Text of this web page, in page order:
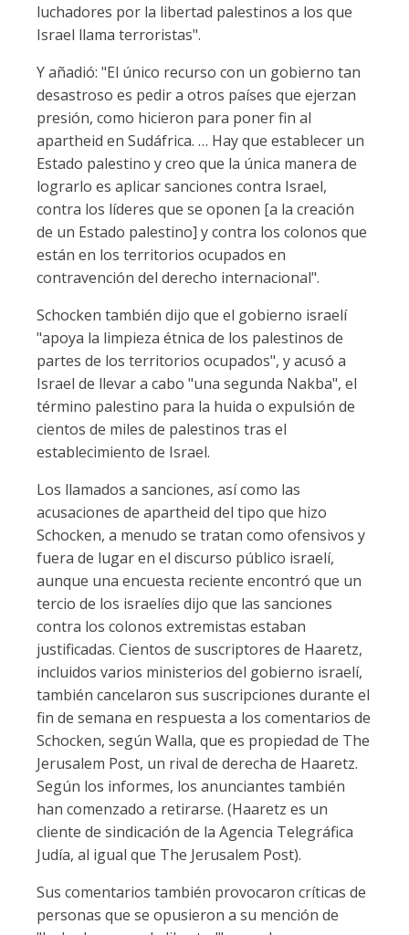
luchadores por la libertad palestinos a los que
Israel llama terroristas".
Y añadió: "El único recurso con un gobierno tan
desastroso es pedir a otros países que ejerzan
presión, como hicieron para poner fin al
apartheid en Sudáfrica. … Hay que establecer un
Estado palestino y creo que la única manera de
lograrlo es aplicar sanciones contra Israel,
contra los líderes que se oponen [a la creación
de un Estado palestino] y contra los colonos que
están en los territorios ocupados en
contravención del derecho internacional".
Schocken también dijo que el gobierno israelí
"apoya la limpieza étnica de los palestinos de
partes de los territorios ocupados", y acusó a
Israel de llevar a cabo "una segunda Nakba", el
término palestino para la huida o expulsión de
cientos de miles de palestinos tras el
establecimiento de Israel.
Los llamados a sanciones, así como las
acusaciones de apartheid del tipo que hizo
Schocken, a menudo se tratan como ofensivos y
fuera de lugar en el discurso público israelí,
aunque una encuesta reciente encontró que un
tercio de los israelíes dijo que las sanciones
contra los colonos extremistas estaban
justificadas. Cientos de suscriptores de Haaretz,
incluidos varios ministerios del gobierno israelí,
también cancelaron sus suscripciones durante el
fin de semana en respuesta a los comentarios de
Schocken, según Walla, que es propiedad de The
Jerusalem Post, un rival de derecha de Haaretz.
Según los informes, los anunciantes también
han comenzado a retirarse. (Haaretz es un
cliente de sindicación de la Agencia Telegráfica
Judía, al igual que The Jerusalem Post).
Sus comentarios también provocaron críticas de
personas que se opusieron a su mención de